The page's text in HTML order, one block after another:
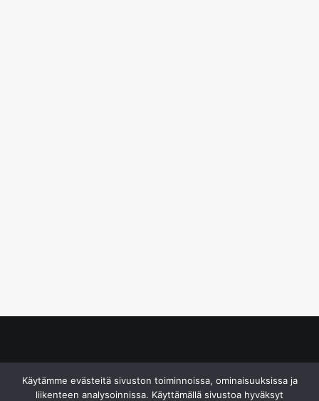
Käytämme evästeitä sivuston toiminnoissa, ominaisuuksissa ja
liikenteen analysoinnissa. Käyttämällä sivustoa hyväksyt